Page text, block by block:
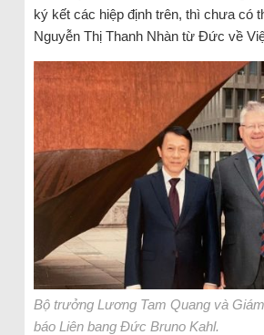
ký kết các hiệp định trên, thì chưa có
Nguyễn Thị Thanh Nhàn từ Đức về
Bộ trưởng Lương Tam Quang và
báo Liên bang Đức Bruno Kahl.